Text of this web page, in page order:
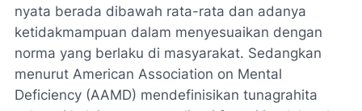
nyata berada dibawah rata-rata dan adanya
ketidakmampuan dalam menyesuaikan dengan
norma yang berlaku di masyarakat. Sedangkan
menurut American Association on Mental
Deficiency (AAMD) mendefinisikan tunagrahita